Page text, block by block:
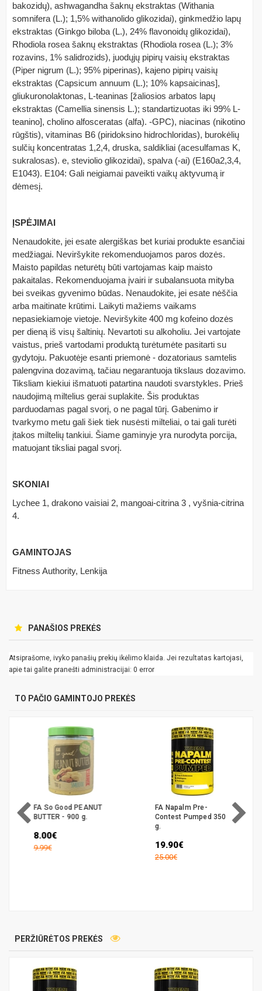
bakozidų), ashwagandha šaknų ekstraktas (Withania
somnifera (L.); 1,5% withanolido glikozidai), ginkmedžio lapų
ekstraktas (Ginkgo biloba (L.), 24% flavonoidų glikozidai),
Rhodiola rosea šaknų ekstraktas (Rhodiola rosea (L.); 3%
rozavins, 1% salidrozids), juodųjų pipirų vaisių ekstraktas
(Piper nigrum (L.); 95% piperinas), kajeno pipirų vaisių
ekstraktas (Capsicum annuum (L.); 10% kapsaicinas],
gliukuronolaktonas, L-teaninas [žaliosios arbatos lapų
ekstraktas (Camellia sinensis L.); standartizuotas iki 99% L-
teanino], cholino alfosceratas (alfa). -GPC), niacinas (nikotino
rūgštis), vitaminas B6 (piridoksino hidrochloridas), burokėlių
sulčių koncentratas 1,2,4, druska, saldikliai (acesulfamas K,
sukralosas). e, steviolio glikozidai), spalva (-ai) (E160a2,3,4,
E1043). E104: Gali neigiamai paveikti vaikų aktyvumą ir
dėmesį.
ĮSPĖJIMAI
Nenaudokite, jei esate alergiškas bet kuriai produkte esančiai
medžiagai. Neviršykite rekomenduojamos paros dozės.
Maisto papildas neturėtų būti vartojamas kaip maisto
pakaitalas. Rekomenduojama įvairi ir subalansuota mityba
bei sveikas gyvenimo būdas. Nenaudokite, jei esate nėščia
arba maitinate krūtimi. Laikyti mažiems vaikams
nepasiekiamoje vietoje. Neviršykite 400 mg kofeino dozės
per dieną iš visų šaltinių. Nevartoti su alkoholiu. Jei vartojate
vaistus, prieš vartodami produktą turėtumėte pasitarti su
gydytoju. Pakuotėje esanti priemonė - dozatoriaus samtelis
palengvina dozavimą, tačiau negarantuoja tikslaus dozavimo.
Tiksliam kiekiui išmatuoti patartina naudoti svarstykles. Prieš
naudojimą miltelius gerai suplakite. Šis produktas
parduodamas pagal svorį, o ne pagal tūrį. Gabenimo ir
tvarkymo metu gali šiek tiek nusėsti milteliai, o tai gali turėti
įtakos miltelių tankiui. Šiame gaminyje yra nurodyta porcija,
matuojant tiksliai pagal svorį.
SKONIAI
Lychee 1, drakono vaisiai 2, mangoai-citrina 3 , vyšnia-citrina
4.
GAMINTOJAS
Fitness Authority, Lenkija
PANAŠIOS PREKĖS
Atsiprašome, ivyko panašių prekių ikėlimo klaida. Jei rezultatas kartojasi,
apie tai galite pranešti administracijai: 0 error
TO PAČIO GAMINTOJO PREKĖS
FA So Good PEANUT
BUTTER - 900 g.
8.00€
9.99€
FA Napalm Pre-
Contest Pumped 350
g.
19.90€
25.00€
PERŽIŪRĖTOS PREKĖS